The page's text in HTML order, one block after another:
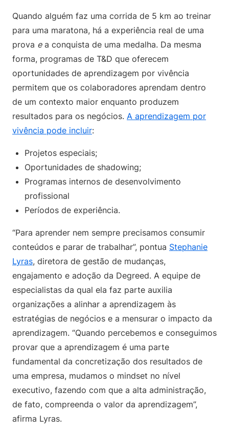
Quando alguém faz uma corrida de 5 km ao treinar
para uma maratona, há a experiência real de uma
prova ea conquista de uma medalha. Da mesma
forma, programas de T&D que oferecem
oportunidades de aprendizagem por vivência
permitem que os colaboradores aprendam dentro
de um contexto maior enquanto produzem
resultados para os negócios. A aprendizagem por
vivência pode incluir:
Projetos especiais;
Oportunidades de shadowing;
Programas internos de desenvolvimento
profissional
Períodos de experiência.
“Para aprender nem sempre precisamos consumir
conteúdos e parar de trabalhar”, pontua Stephanie
Lyras, diretora de gestão de mudanças,
engajamento e adoção da Degreed. A equipe de
especialistas da qual ela faz parte auxilia
organizações a alinhar a aprendizagem às
estratégias de negócios e a mensurar o impacto da
aprendizagem. “Quando percebemos e conseguimos
provar que a aprendizagem é uma parte
fundamental da concretização dos resultados de
uma empresa, mudamos o mindset no nível
executivo, fazendo com que a alta administração,
de fato, compreenda o valor da aprendizagem”,
afirma Lyras.